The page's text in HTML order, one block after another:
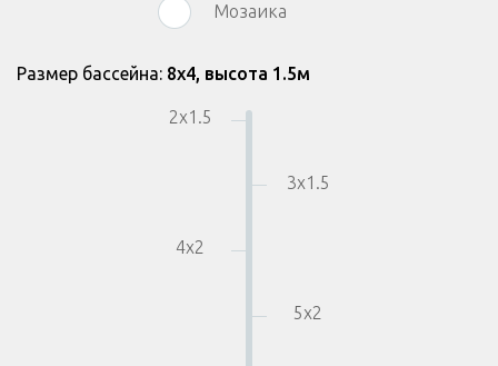
Мозаика
Размер бассейна: 8x4, высота 1.5м
2x1.5
3x1.5
4x2
5x2